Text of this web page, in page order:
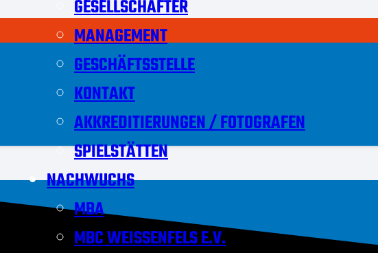
GESELLSCHAFTER
MANAGEMENT
GESCHÄFTSSTELLE
KONTAKT
AKKREDITIERUNGEN / FOTOGRAFEN
SPIELSTÄTTEN
NACHWUCHS
MBA
MBC WEISSENFELS E.V.